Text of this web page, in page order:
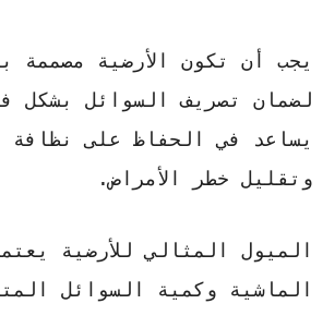
يجب أن تكون الأرضية مصممة
لضمان تصريف السوائل بشكل
يساعد في الحفاظ على نظافة
وتقليل خطر الأمراض.
الميول المثالي للأرضية
الماشية وكمية السوائل